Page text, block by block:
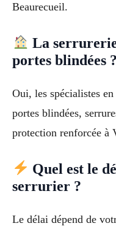
Beaurecueil.
La
portes blindées ?
Oui, les spécialistes
portes blindées,
protection renforcée à
Quel est le
serrurier ?
Le délai dépend de